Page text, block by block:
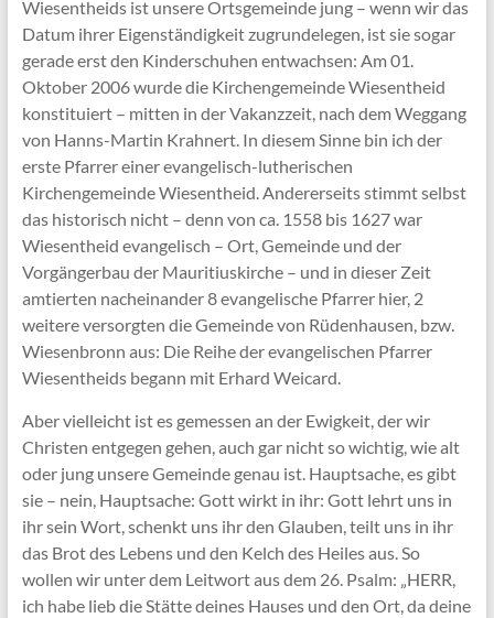
Wiesentheids ist unsere Ortsgemeinde jung – wenn wir das
Datum ihrer Eigenständigkeit zugrundelegen, ist sie sogar
gerade erst den Kinderschuhen entwachsen: Am 01.
Oktober 2006 wurde die Kirchengemeinde Wiesentheid
konstituiert – mitten in der Vakanzzeit, nach dem Weggang
von Hanns-Martin Krahnert. In diesem Sinne bin ich der
erste Pfarrer einer evangelisch-lutherischen
Kirchengemeinde Wiesentheid. Andererseits stimmt selbst
das historisch nicht – denn von ca. 1558 bis 1627 war
Wiesentheid evangelisch – Ort, Gemeinde und der
Vorgängerbau der Mauritiuskirche – und in dieser Zeit
amtierten nacheinander 8 evangelische Pfarrer hier, 2
weitere versorgten die Gemeinde von Rüdenhausen, bzw.
Wiesenbronn aus: Die Reihe der evangelischen Pfarrer
Wiesentheids begann mit Erhard Weicard.
Aber vielleicht ist es gemessen an der Ewigkeit, der wir
Christen entgegen gehen, auch gar nicht so wichtig, wie alt
oder jung unsere Gemeinde genau ist. Hauptsache, es gibt
sie – nein, Hauptsache: Gott wirkt in ihr: Gott lehrt uns in
ihr sein Wort, schenkt uns ihr den Glauben, teilt uns in ihr
das Brot des Lebens und den Kelch des Heiles aus. So
wollen wir unter dem Leitwort aus dem 26. Psalm: „HERR,
ich habe lieb die Stätte deines Hauses und den Ort, da deine